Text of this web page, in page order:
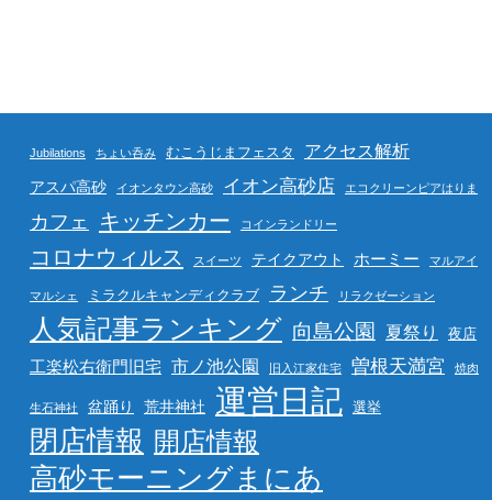
Jubilations ちょい呑み むこうじまフェスタ アクセス解析
アスパ高砂 イオンタウン高砂 イオン高砂店 エコクリーンピアはりま
カフェ キッチンカー コインランドリー
コロナウィルス スイーツ テイクアウト ホーミー マルアイ
マルシェ ミラクルキャンディクラブ ランチ リラクゼーション
人気記事ランキング 向島公園 夏祭り 夜店
工楽松右衛門旧宅 市ノ池公園 旧入江家住宅 曽根天満宮 焼肉
生石神社 盆踊り 荒井神社 運営日記 選挙
閉店情報 開店情報
高砂モーニングまにあ